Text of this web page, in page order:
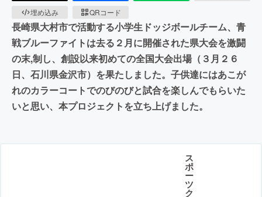
埋め込み
QRコード
長崎県大村市で活動する小学生ドッジボールチーム、青
戦ブルーファイトは去る２月に開催された県大会を激闘
の末,制し、創設以来初めての全国大会出場（３月２６
日、石川県金沢市）を果たしました。子供達にはあこが
れのカラーコートでのびのびと試合を楽しんでもらいた
いと思い、本プロジェクトを立ち上げました。
ス
ポ
ー
ツ
ク